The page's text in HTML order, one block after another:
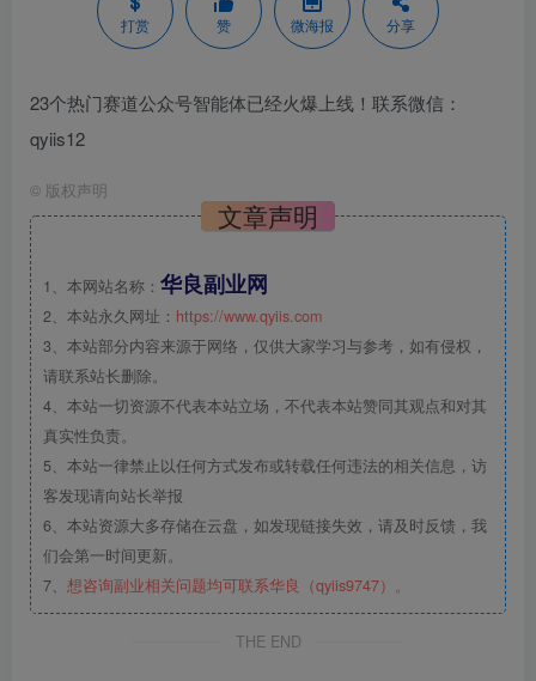
打赏 赞 微海报 分享
23个热门赛道公众号智能体已经火爆上线！联系微信：
qyiis12
© 版权声明
文章声明
1、本网站名称： 华良副业网
2、本站永久网址： https://www.qyiis.com
3、本站部分内容来源于网络，仅供大家学习与参考，如有侵权，
请联系站长删除。
4、本站一切资源不代表本站立场，不代表本站赞同其观点和对其
真实性负责。
5、本站一律禁止以任何方式发布或转载任何违法的相关信息，访
客发现请向站长举报
6、本站资源大多存储在云盘，如发现链接失效，请及时反馈，我
们会第一时间更新。
7、 想咨询副业相关问题均可联系华良（qyiis9747）。
THE END